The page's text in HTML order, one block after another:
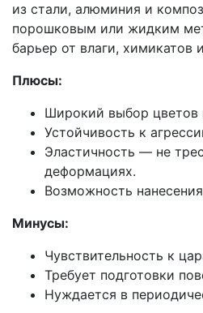
из стали, алюминия и
порошковым или жидким
барьер от влаги, химикатов
Плюсы:
Широкий выбор цветов
Устойчивость к
Эластичность — не
деформациях.
Возможность
Минусы:
Чувствительность к
Требует подготовки
Нуждается в